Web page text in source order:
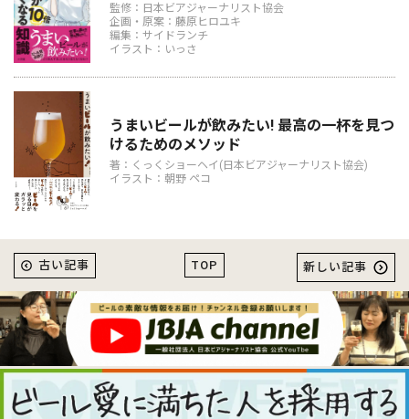
監修：日本ビアジャーナリスト協会
企画・原案：藤原ヒロユキ
編集：サイドランチ
イラスト：いっさ
うまいビールが飲みたい! 最高の一杯を見つ
けるためのメソッド
著：くっくショーヘイ(日本ビアジャーナリスト協会)
イラスト：朝野 ペコ
TOP
古い記事 新しい記事